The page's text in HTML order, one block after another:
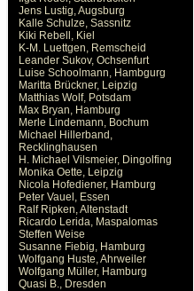
Jens Lustig, Augsburg
Kalle Schulze, Sassnitz
Kiki Rebell, Kiel
K-M. Luettgen, Remscheid
Leander Sukov, Ochsenfurt
Luise Schoolmann, Hambgurg
Maritta Brückner, Leipzig
Matthias Wolf, Potsdam
Max Bryan, Hamburg
Merle Lindemann, Bochum
Michael Hillerband,
Recklinghausen
H. Michael Vilsmeier, Dingolfing
Monika Oette, Leipzig
Nicola Hofediener, Hamburg
Peter Vauel, Essen
Ralf Ripken, Altenstadt
Ricardo Lerida, Maspalomas
Steffen Weise
Susanne Fiebig, Hamburg
Wolfgang Huste, Ahrweiler
Wolfgang Müller, Hamburg
Quasi B., Dresden